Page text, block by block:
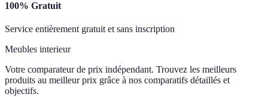
100% Gratuit
Service entièrement gratuit et sans inscription
Meubles interieur
Votre comparateur de prix indépendant. Trouvez les meilleurs
produits au meilleur prix grâce à nos comparatifs détaillés et
objectifs.